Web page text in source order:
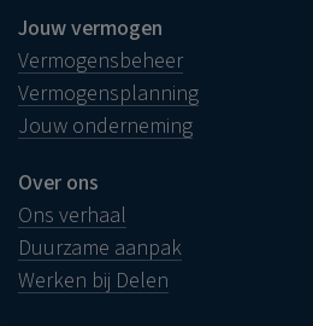
Jouw vermogen
Vermogensbeheer
Vermogensplanning
Jouw onderneming
Over ons
Ons verhaal
Duurzame aanpak
Werken bij Delen